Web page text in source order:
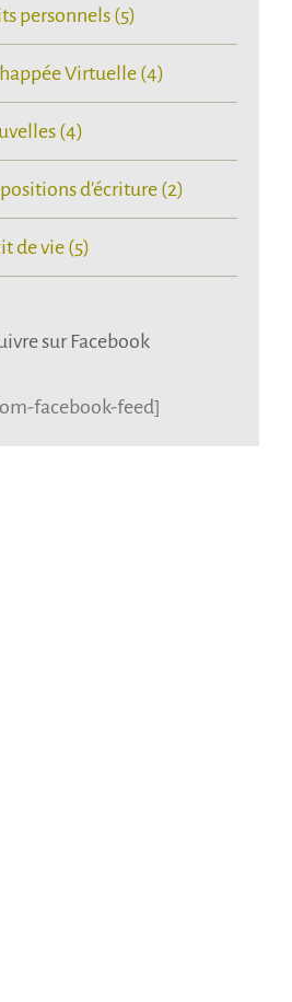
personnels (5)
Virtuelle (4)
(4)
d'écriture (2)
de vie (5)
sur Facebook
facebook-feed]